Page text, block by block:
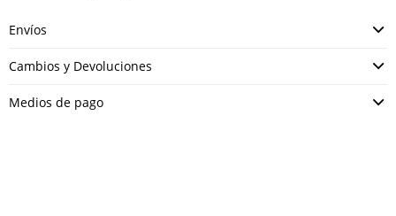
Envíos
Cambios y Devoluciones
Medios de pago